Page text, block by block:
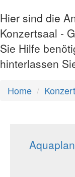
Hier sind die
Konzertsaal -
Sie Hilfe
hinterlassen
Home